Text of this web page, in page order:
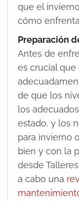
que el
cómo
Preparación
Antes de
es crucial
de que los
los
estado, y los
para invierno
bien y con la
desde
a cabo una